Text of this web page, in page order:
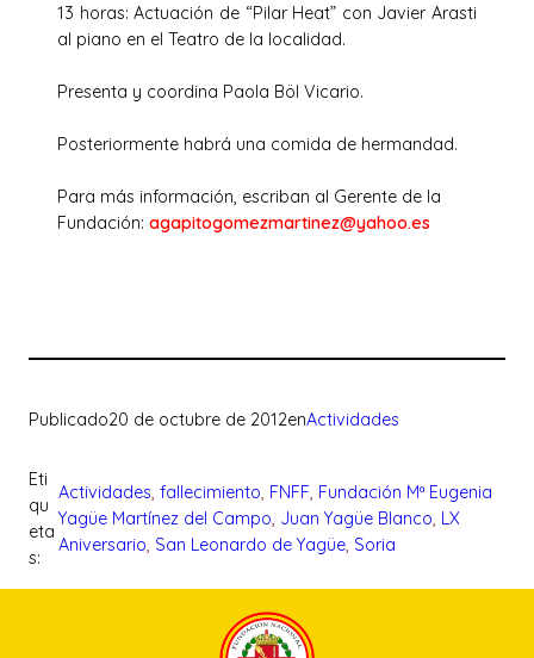
13 horas: Actuación de “Pilar Heat” con Javier Arasti
al piano en el Teatro de la localidad.
Presenta y coordina Paola Böl Vicario.
Posteriormente habrá una comida de hermandad.
Para más información, escriban al Gerente de la
Fundación: agapitogomezmartinez@yahoo.es
Publicado20 de octubre de 2012enActividades
Eti
qu
eta
s:
Actividades, fallecimiento, FNFF, Fundación Mª Eugenia
Yagüe Martínez del Campo, Juan Yagüe Blanco, LX
Aniversario, San Leonardo de Yagüe, Soria